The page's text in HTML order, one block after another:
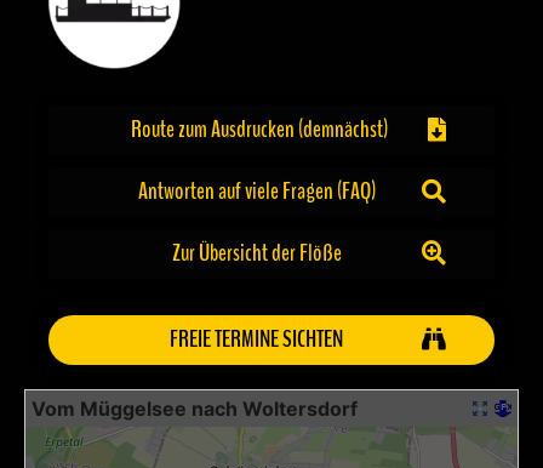
Route zum Ausdrucken (demnächst)
Antworten auf viele Fragen (FAQ)
Zur Übersicht der Flöße
FREIE TERMINE SICHTEN
Vom Müggelsee nach Woltersdorf
+